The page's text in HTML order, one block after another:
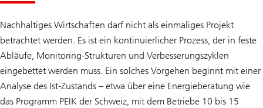
Nachhaltiges Wirtschaften darf nicht als einmaliges Projekt
betrachtet werden. Es ist ein kontinuierlicher Prozess, der in feste
Abläufe, Monitoring-Strukturen und Verbesserungszyklen
eingebettet werden muss. Ein solches Vorgehen beginnt mit einer
Analyse des Ist-Zustands – etwa über eine Energieberatung wie
das Programm PEIK der Schweiz, mit dem Betriebe 10 bis 15